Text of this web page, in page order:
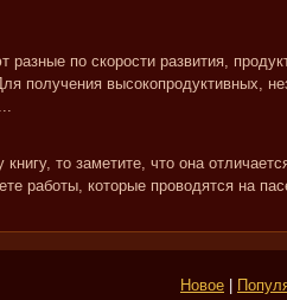
разные по скорости развития,
получения высокопродуктивных,
книгу, то заметите, что она
работы, которые проводятся на
Новое